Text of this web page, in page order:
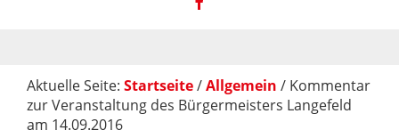
Aktuelle Seite: Startseite/Allgemein / Kommentar
zur Veranstaltung des Bürgermeisters Langefeld
am 14.09.2016